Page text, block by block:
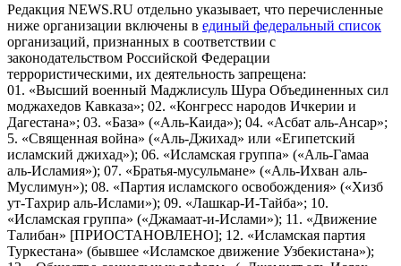
Редакция NEWS.RU отдельно указывает, что перечисленные
ниже организации включены в единый федеральный список
организаций, признанных в соответствии с
законодательством Российской Федерации
террористическими, их деятельность запрещена:
01. «Высший военный Маджлисуль Шура Объединенных сил
моджахедов Кавказа»; 02. «Конгресс народов Ичкерии и
Дагестана»; 03. «База» («Аль-Каида»); 04. «Асбат аль-Ансар»;
5. «Священная война» («Аль-Джихад» или «Египетский
исламский джихад»); 06. «Исламская группа» («Аль-Гамаа
аль-Исламия»); 07. «Братья-мусульмане» («Аль-Ихван аль-
Муслимун»); 08. «Партия исламского освобождения» («Хизб
ут-Тахрир аль-Ислами»); 09. «Лашкар-И-Тайба»; 10.
«Исламская группа» («Джамаат-и-Ислами»); 11. «Движение
Талибан» [ПРИОСТАНОВЛЕНО]; 12. «Исламская партия
Туркестана» (бывшее «Исламское движение Узбекистана»);